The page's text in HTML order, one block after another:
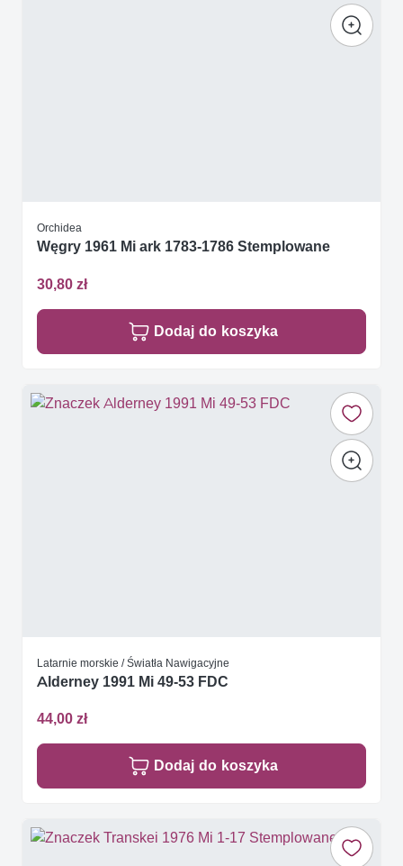
Orchidea
Węgry 1961 Mi ark 1783-1786 Stemplowane
30,80 zł
Dodaj do koszyka
Latarnie morskie / Światła Nawigacyjne
Alderney 1991 Mi 49-53 FDC
44,00 zł
Dodaj do koszyka